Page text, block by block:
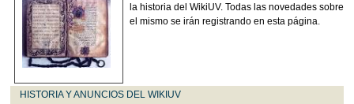
la historia del WikiUV. Todas las novedades sobre
el mismo se irán registrando en esta página.
HISTORIA Y ANUNCIOS DEL WIKIUV